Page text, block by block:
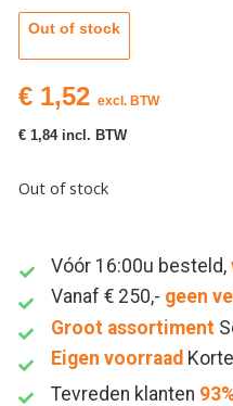
Out of stock
€ 1,52 excl. BTW
€ 1,84 incl. BTW
Out of stock
Vóór 16:00u besteld,
Vanaf € 250,- geen
Groot assortiment
Eigen voorraad
Tevreden klanten